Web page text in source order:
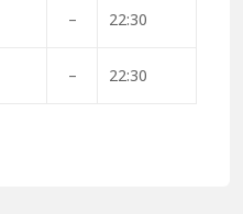
– 22:30
– 22:30